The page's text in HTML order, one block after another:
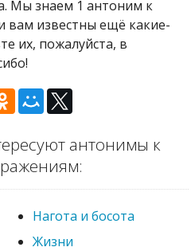
Мы знаем 1 антоним к
вам известны ещё какие-
их, пожалуйста, в
антонимы к
Нагота и босота
Жизни